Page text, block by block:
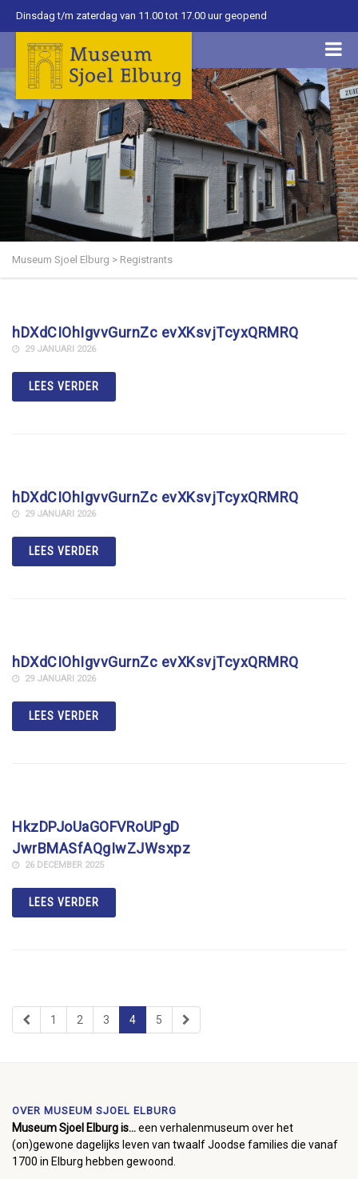
Dinsdag t/m zaterdag van 11.00 tot 17.00 uur geopend
Museum Sjoel Elburg > Registrants
hDXdCIOhIgvvGurnZc evXKsvjTcyxQRMRQ
29 JANUARI 2026
LEES VERDER
hDXdCIOhIgvvGurnZc evXKsvjTcyxQRMRQ
29 JANUARI 2026
LEES VERDER
hDXdCIOhIgvvGurnZc evXKsvjTcyxQRMRQ
29 JANUARI 2026
LEES VERDER
HkzDPJoUaGOFVRoUPgD
JwrBMASfAQgIwZJWsxpz
26 DECEMBER 2025
LEES VERDER
1 2 3 4 5
OVER MUSEUM SJOEL ELBURG
Museum Sjoel Elburg is...een verhalenmuseum over het
(on)gewone dagelijks leven van twaalf Joodse families die vanaf
1700 in Elburg hebben gewoond.